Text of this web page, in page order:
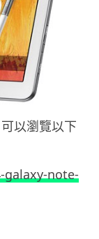
以瀏覽以下
note-